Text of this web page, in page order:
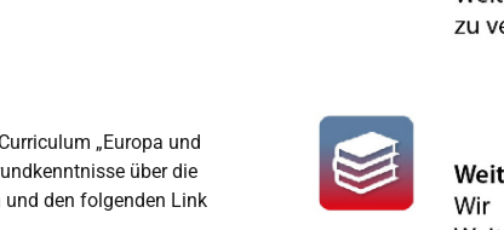
„Europa und
über die
den folgenden Link